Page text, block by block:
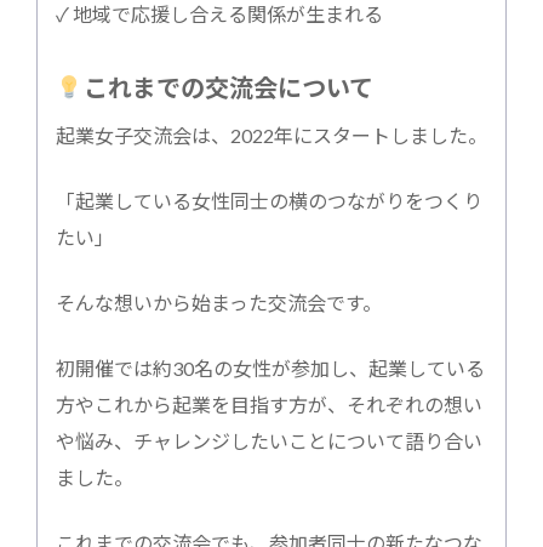
✓ 地域で応援し合える関係が生まれる
これまでの交流会について
起業女子交流会は、2022年にスタートしました。
「起業している女性同士の横のつながりをつくり
たい」
そんな想いから始まった交流会です。
初開催では約30名の女性が参加し、起業している
方やこれから起業を目指す方が、それぞれの想い
や悩み、チャレンジしたいことについて語り合い
ました。
これまでの交流会でも、参加者同士の新たなつな